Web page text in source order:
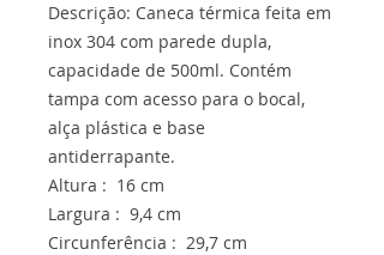
Descrição: Caneca térmica feita em
inox 304 com parede dupla,
capacidade de 500ml. Contém
tampa com acesso para o bocal,
alça plástica e base
antiderrapante.
Altura : 16 cm
Largura : 9,4 cm
Circunferência : 29,7 cm